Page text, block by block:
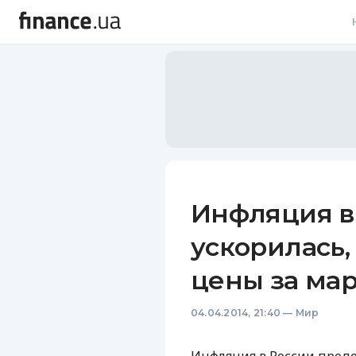
Инфляция
цены за
04.04.2014, 21:40 — Мир